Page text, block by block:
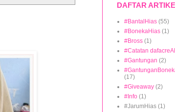
DAFTAR
#BantalHias (55)
#BonekaHias (1)
#Bross (1)
#Catatan
#Gantungan (2)
(17)
#Giveaway (2)
#Info (1)
#JarumHias (1)